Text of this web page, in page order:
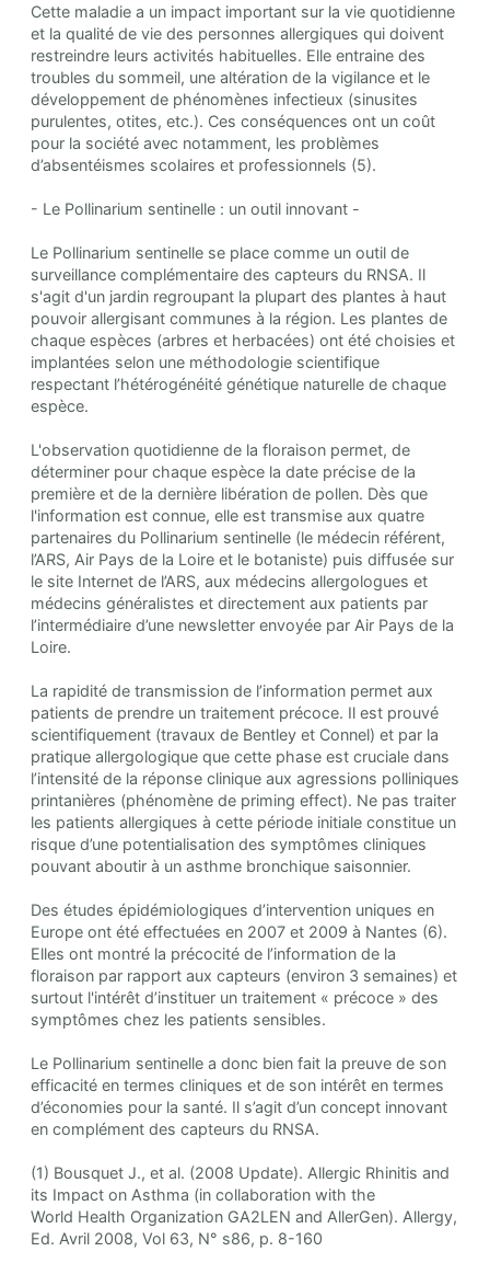
Cette maladie a un impact important sur la vie quotidienne
et la qualité de vie des personnes allergiques qui doivent
restreindre leurs activités habituelles. Elle entraine des
troubles du sommeil, une altération de la vigilance et le
développement de phénomènes infectieux (sinusites
purulentes, otites, etc.). Ces conséquences ont un coût
pour la société avec notamment, les problèmes
d’absentéismes scolaires et professionnels (5).
- Le Pollinarium sentinelle : un outil innovant -
Le Pollinarium sentinelle se place comme un outil de
surveillance complémentaire des capteurs du RNSA. Il
s'agit d'un jardin regroupant la plupart des plantes à haut
pouvoir allergisant communes à la région. Les plantes de
chaque espèces (arbres et herbacées) ont été choisies et
implantées selon une méthodologie scientifique
respectant l’hétérogénéité génétique naturelle de chaque
espèce.
L'observation quotidienne de la floraison permet, de
déterminer pour chaque espèce la date précise de la
première et de la dernière libération de pollen. Dès que
l'information est connue, elle est transmise aux quatre
partenaires du Pollinarium sentinelle (le médecin référent,
l’ARS, Air Pays de la Loire et le botaniste) puis diffusée sur
le site Internet de l’ARS, aux médecins allergologues et
médecins généralistes et directement aux patients par
l’intermédiaire d’une newsletter envoyée par Air Pays de la
Loire.
La rapidité de transmission de l’information permet aux
patients de prendre un traitement précoce. Il est prouvé
scientifiquement (travaux de Bentley et Connel) et par la
pratique allergologique que cette phase est cruciale dans
l’intensité de la réponse clinique aux agressions polliniques
printanières (phénomène de priming effect). Ne pas traiter
les patients allergiques à cette période initiale constitue un
risque d’une potentialisation des symptômes cliniques
pouvant aboutir à un asthme bronchique saisonnier.
Des études épidémiologiques d’intervention uniques en
Europe ont été effectuées en 2007 et 2009 à Nantes (6).
Elles ont montré la précocité de l’information de la
floraison par rapport aux capteurs (environ 3 semaines) et
surtout l'intérêt d’instituer un traitement « précoce » des
symptômes chez les patients sensibles.
Le Pollinarium sentinelle a donc bien fait la preuve de son
efficacité en termes cliniques et de son intérêt en termes
d’économies pour la santé. Il s’agit d’un concept innovant
en complément des capteurs du RNSA.
(1) Bousquet J., et al. (2008 Update). Allergic Rhinitis and
its Impact on Asthma (in collaboration with the
World Health Organization GA2LEN and AllerGen). Allergy,
Ed. Avril 2008, Vol 63, N° s86, p. 8-160